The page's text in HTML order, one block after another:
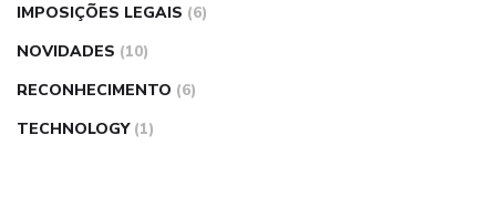
IMPOSIÇÕES LEGAIS (6)
NOVIDADES (10)
RECONHECIMENTO (6)
TECHNOLOGY (1)